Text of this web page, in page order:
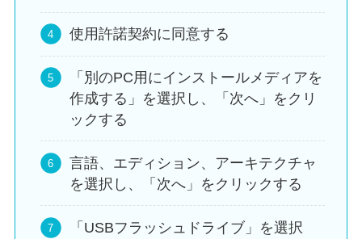
使用許諾契約に同意する
「別のPC用にインストールメディアを
作成する」を選択し、「次へ」をクリ
ックする
言語、エディション、アーキテクチャ
を選択し、「次へ」をクリックする
「USBフラッシュドライブ」を選択